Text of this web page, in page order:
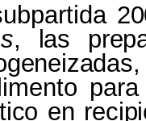
, las
para
en